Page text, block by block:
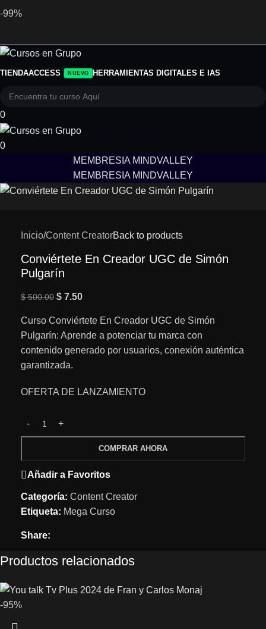
TIENDAACCESS NUEVO HERRAMIENTAS DIGITALES E IAS
0
0
MEMBRESIA MINDVALLEY
MEMBRESIA MINDVALLEY
-99%
Inicio/Content CreatorBack to products
Conviértete En Creador UGC de Simón
Pulgarín
$500.00 $ 7.50
Curso Conviértete En Creador UGC de Simón
Pulgarín: Aprende a potenciar tu marca con
contenido generado por usuarios, conexión auténtica
garantizada.
OFERTA DE LANZAMIENTO
COMPRAR AHORA
Añadir a Favoritos
Categoría: Content Creator
Etiqueta: Mega Curso
Share:
Productos relacionados
-95%